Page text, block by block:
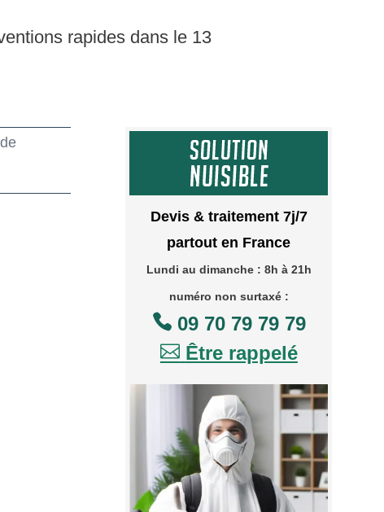
rapides dans le 13
Devis & traitement 7j/7
partout en France
Lundi au dimanche : 8h à 21h
numéro non surtaxé :
09 70 79 79 79
 Être rappelé